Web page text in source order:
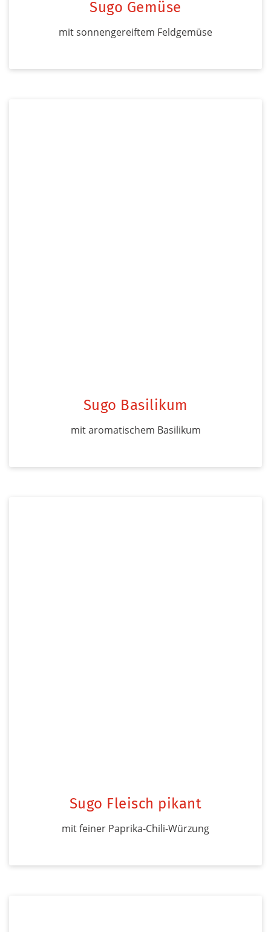
Sugo Gemüse
mit sonnengereiftem Feldgemüse
Sugo Basilikum
mit aromatischem Basilikum
Sugo Fleisch pikant
mit feiner Paprika-Chili-Würzung